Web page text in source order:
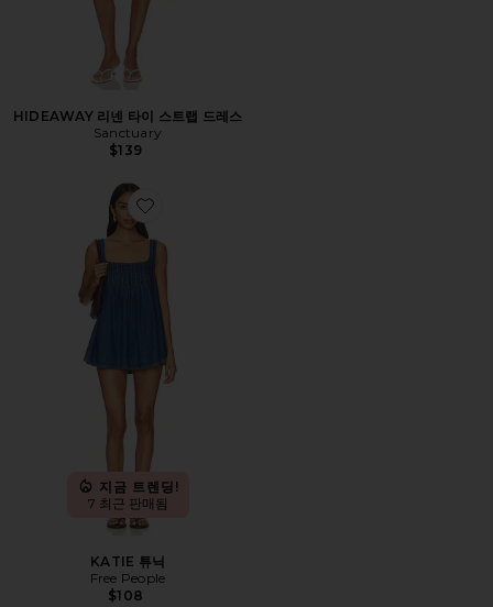
HIDEAWAY 리넨 타이 스트랩 드레스
Sanctuary
$139
Favorite KATIE 튜닉
지금 트렌딩!
7 최근 판매됨
KATIE 튜닉
Free People
$108